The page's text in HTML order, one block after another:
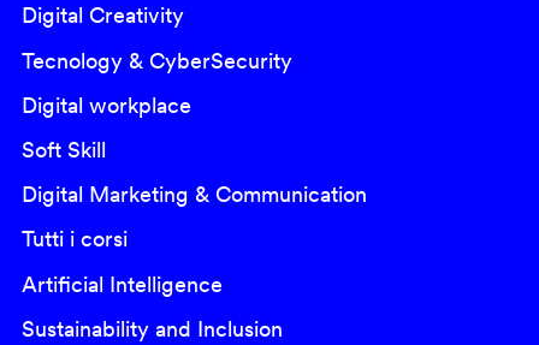
Digital Creativity
Tecnology & CyberSecurity
Digital workplace
Soft Skill
Digital Marketing & Communication
Tutti i corsi
Artificial Intelligence
Sustainability and Inclusion